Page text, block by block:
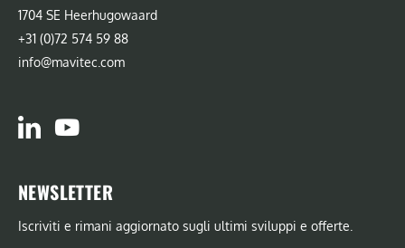
1704 SE Heerhugowaard
+31 (0)72 574 59 88
info@mavitec.com
NEWSLETTER
Iscriviti e rimani aggiornato sugli ultimi sviluppi e offerte.